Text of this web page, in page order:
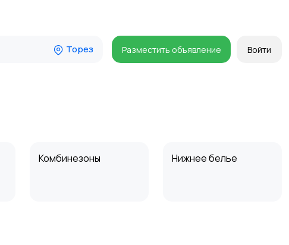
Торез Разместить объявление Войти
Комбинезоны Нижнее белье